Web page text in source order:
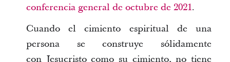
conferencia general de octubre de 2021.
Cuando el cimiento espiritual de una
persona se construye sólidamente
con Jesucristo como su cimiento, no tiene